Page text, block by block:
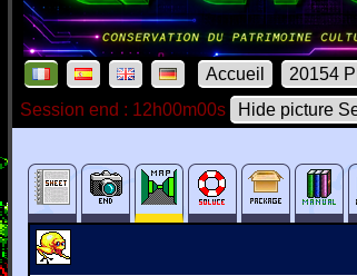
Accueil 20154
Session end : 12h00m00s
Hide picture